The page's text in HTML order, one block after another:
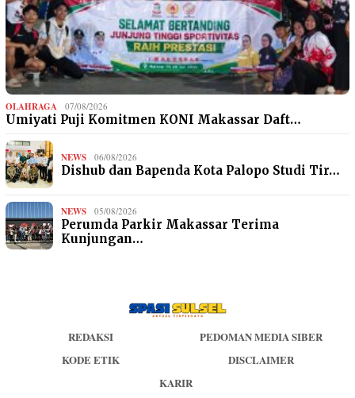
OLAHRAGA 07/08/2026
Umiyati Puji Komitmen KONI Makassar Daft…
NEWS 06/08/2026
Dishub dan Bapenda Kota Palopo Studi Tir…
NEWS 05/08/2026
Perumda Parkir Makassar Terima
Kunjungan…
REDAKSI
PEDOMAN MEDIA SIBER
KODE ETIK
DISCLAIMER
KARIR